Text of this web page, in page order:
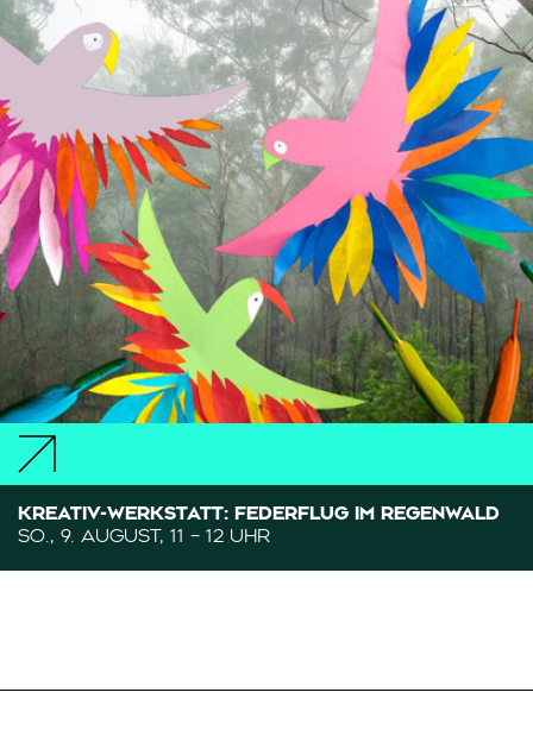
KREATIV-WERKSTATT: FEDERFLUG IM REGENWALD
SO., 9. AUGUST, 11 – 12 UHR